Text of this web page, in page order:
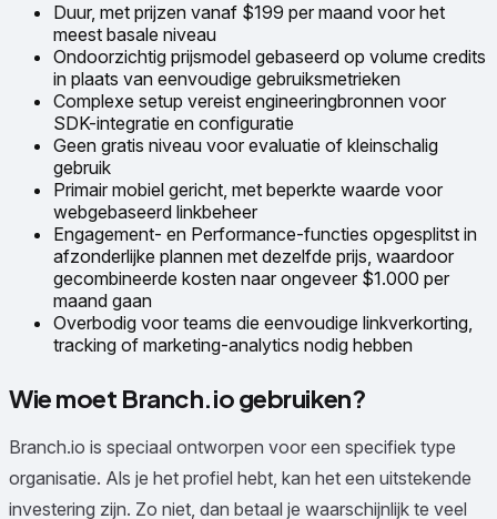
Duur, met prijzen vanaf $199 per maand voor het
meest basale niveau
Ondoorzichtig prijsmodel gebaseerd op volume credits
in plaats van eenvoudige gebruiksmetrieken
Complexe setup vereist engineeringbronnen voor
SDK-integratie en configuratie
Geen gratis niveau voor evaluatie of kleinschalig
gebruik
Primair mobiel gericht, met beperkte waarde voor
webgebaseerd linkbeheer
Engagement- en Performance-functies opgesplitst in
afzonderlijke plannen met dezelfde prijs, waardoor
gecombineerde kosten naar ongeveer $1.000 per
maand gaan
Overbodig voor teams die eenvoudige linkverkorting,
tracking of marketing-analytics nodig hebben
Wie moet Branch.io gebruiken?
Branch.io is speciaal ontworpen voor een specifiek type
organisatie. Als je het profiel hebt, kan het een uitstekende
investering zijn. Zo niet, dan betaal je waarschijnlijk te veel